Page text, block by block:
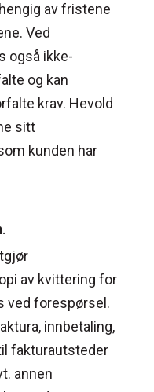
av fristene
Ved
også ikke-
og kan
krav. Hevold
sitt
kunden har
av kvittering for
ved forespørsel.
innbetaling,
fakturautsteder
annen